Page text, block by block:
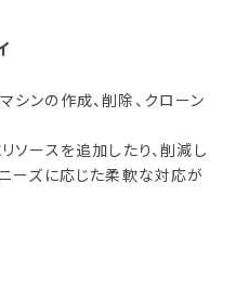
ンの作成、削除、クローン
ソースを追加したり、削減し
ーズに応じた柔軟な対応が